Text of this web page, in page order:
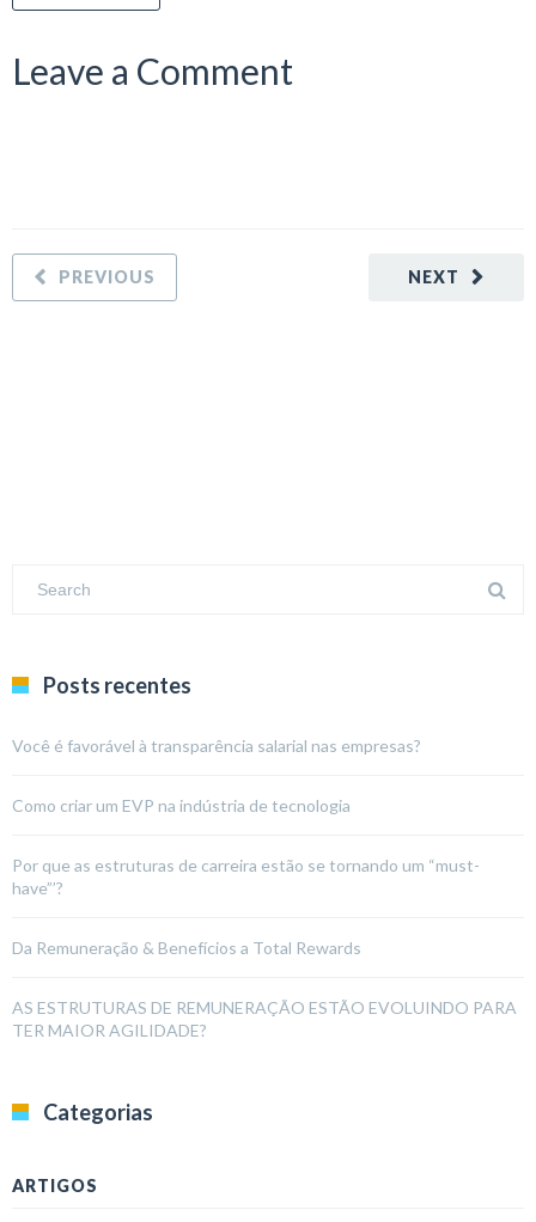
Leave a Comment
NEXT
PREVIOUS
Posts recentes
Você é favorável à transparência salarial nas empresas?
Como criar um EVP na indústria de tecnologia
Por que as estruturas de carreira estão se tornando um “must-
have”’?
Da Remuneração & Benefícios a Total Rewards
AS ESTRUTURAS DE REMUNERAÇÃO ESTÃO EVOLUINDO PARA
TER MAIOR AGILIDADE?
Categorias
ARTIGOS